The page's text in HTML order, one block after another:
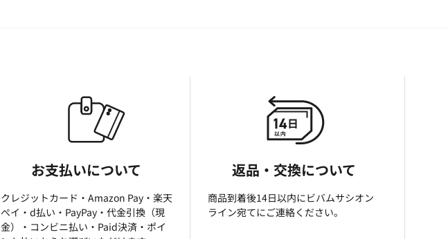
お支払いについて
クレジットカード・Amazon Pay・楽天
ぺイ・d払い・PayPay・代金引換（現
金）・コンビニ払い・Paid決済・ポイ
返品・交換について
商品到着後14日以内にビバムサシオン
ライン宛てにご連絡ください。